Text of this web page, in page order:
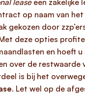
leaseeen zakelijke
op naam van
gekozen door
deze opties
en hoeft u
over de restwaarde
is bij het
. Let wel op de